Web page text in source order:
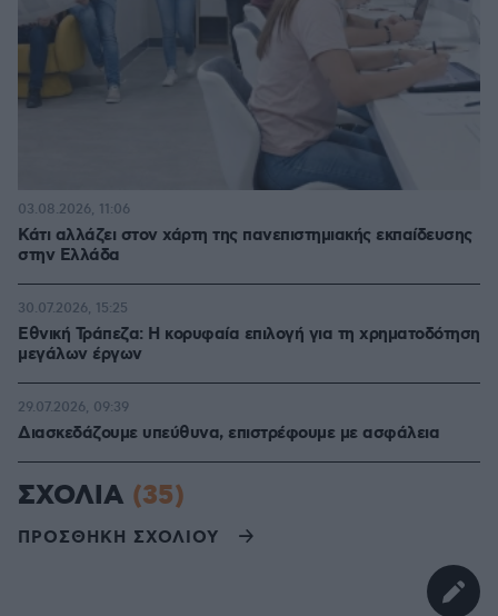
Κάτι αλλάζει στον χάρτη της πανεπιστημιακής εκπαίδευσης
στην Ελλάδα
03.08.2026, 11:06
Εθνική Τράπεζα: Η κορυφαία επιλογή για τη χρηματοδότηση
μεγάλων έργων
30.07.2026, 15:25
Διασκεδάζουμε υπεύθυνα, επιστρέφουμε με ασφάλεια
29.07.2026, 09:39
ΣΧΟΛΙΑ (35)
ΠΡΟΣΘΗΚΗ ΣΧΟΛΙΟΥ